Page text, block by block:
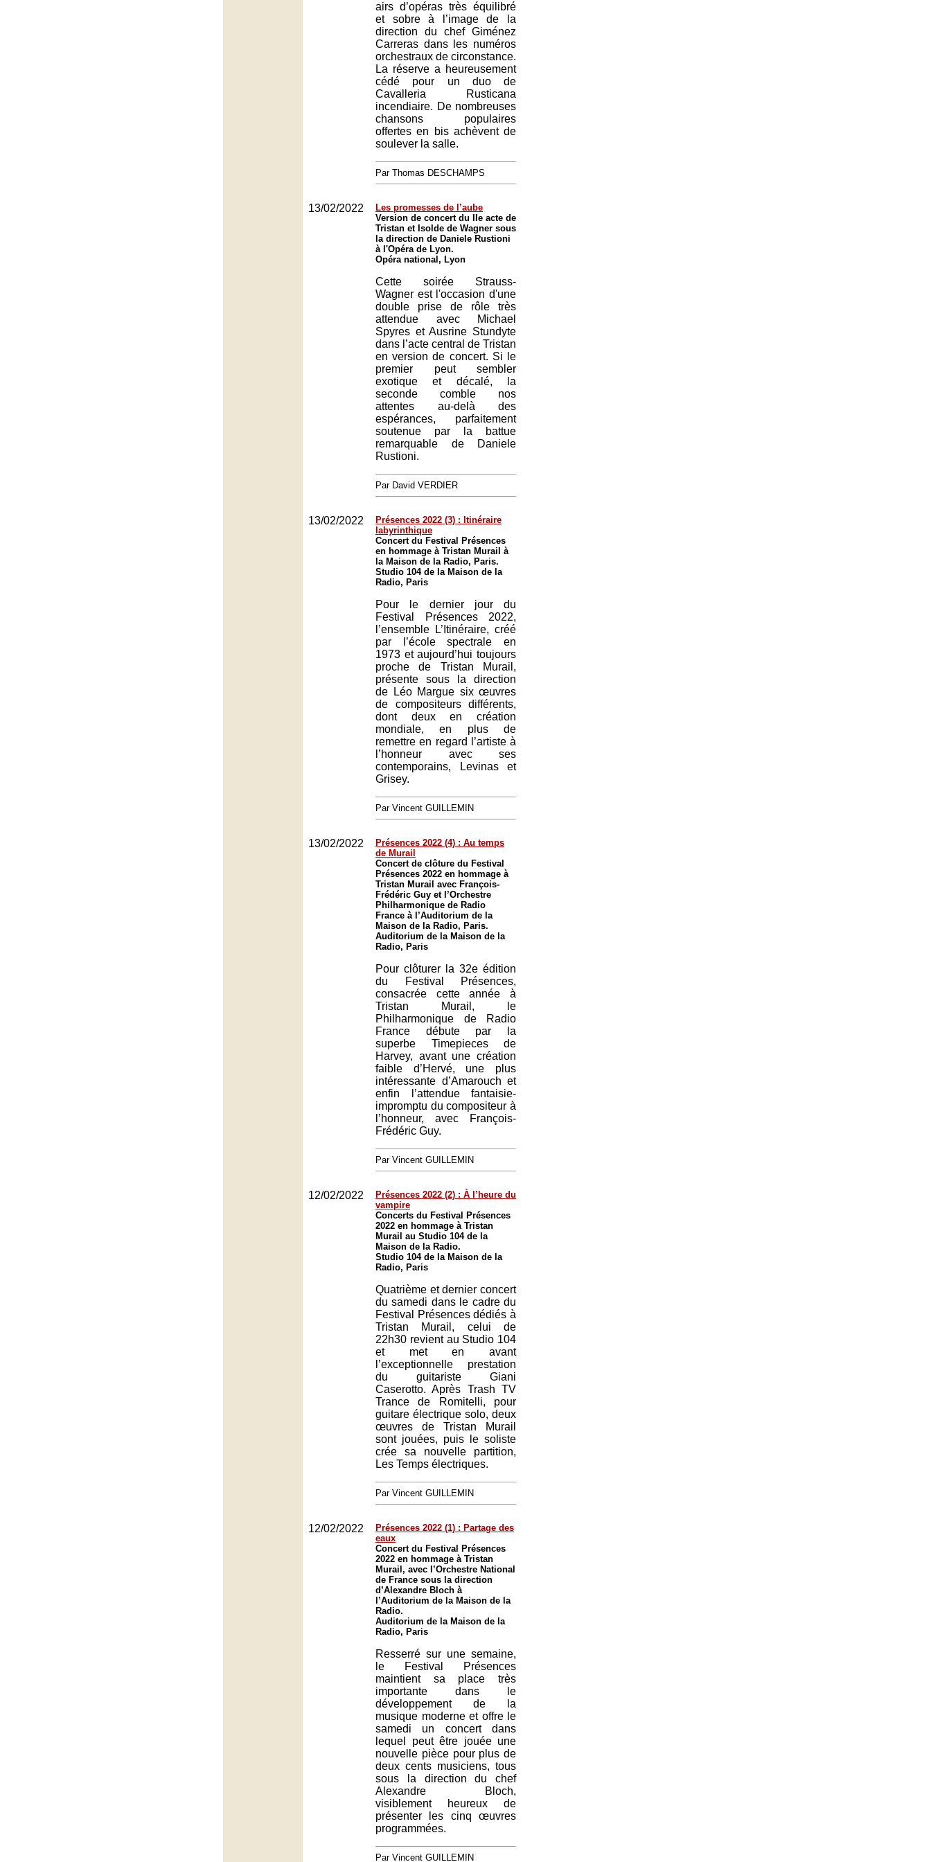
airs d’opéras très équilibré
et sobre à l’image de la
direction du chef Giménez
Carreras dans les numéros
orchestraux de circonstance.
La réserve a heureusement
cédé pour un duo de
Cavalleria Rusticana
incendiaire. De nombreuses
chansons populaires
offertes en bis achèvent de
soulever la salle.
Par Thomas DESCHAMPS
13/02/2022
Les promesses de l’aube
Version de concert du IIe acte de
Tristan et Isolde de Wagner sous
la direction de Daniele Rustioni
à l'Opéra de Lyon.
Opéra national, Lyon
Cette soirée Strauss-
Wagner est l'occasion d'une
double prise de rôle très
attendue avec Michael
Spyres et Ausrine Stundyte
dans l’acte central de Tristan
en version de concert. Si le
premier peut sembler
exotique et décalé, la
seconde comble nos
attentes au-delà des
espérances, parfaitement
soutenue par la battue
remarquable de Daniele
Rustioni.
Par David VERDIER
13/02/2022
Présences 2022 (3) : Itinéraire
labyrinthique
Concert du Festival Présences
en hommage à Tristan Murail à
la Maison de la Radio, Paris.
Studio 104 de la Maison de la
Radio, Paris
Pour le dernier jour du
Festival Présences 2022,
l’ensemble L’Itinéraire, créé
par l’école spectrale en
1973 et aujourd’hui toujours
proche de Tristan Murail,
présente sous la direction
de Léo Margue six œuvres
de compositeurs différents,
dont deux en création
mondiale, en plus de
remettre en regard l’artiste à
l’honneur avec ses
contemporains, Levinas et
Grisey.
Par Vincent GUILLEMIN
13/02/2022
Présences 2022 (4) : Au temps
de Murail
Concert de clôture du Festival
Présences 2022 en hommage à
Tristan Murail avec François-
Frédéric Guy et l’Orchestre
Philharmonique de Radio
France à l’Auditorium de la
Maison de la Radio, Paris.
Auditorium de la Maison de la
Radio, Paris
Pour clôturer la 32e édition
du Festival Présences,
consacrée cette année à
Tristan Murail, le
Philharmonique de Radio
France débute par la
superbe Timepieces de
Harvey, avant une création
faible d’Hervé, une plus
intéressante d’Amarouch et
enfin l’attendue fantaisie-
impromptu du compositeur à
l’honneur, avec François-
Frédéric Guy.
Par Vincent GUILLEMIN
12/02/2022
Présences 2022 (2) : À l’heure du
vampire
Concerts du Festival Présences
2022 en hommage à Tristan
Murail au Studio 104 de la
Maison de la Radio.
Studio 104 de la Maison de la
Radio, Paris
Quatrième et dernier concert
du samedi dans le cadre du
Festival Présences dédiés à
Tristan Murail, celui de
22h30 revient au Studio 104
et met en avant
l’exceptionnelle prestation
du guitariste Giani
Caserotto. Après Trash TV
Trance de Romitelli, pour
guitare électrique solo, deux
œuvres de Tristan Murail
sont jouées, puis le soliste
crée sa nouvelle partition,
Les Temps électriques.
Par Vincent GUILLEMIN
12/02/2022
Présences 2022 (1) : Partage des
eaux
Concert du Festival Présences
2022 en hommage à Tristan
Murail, avec l’Orchestre National
de France sous la direction
d’Alexandre Bloch à
l’Auditorium de la Maison de la
Radio.
Auditorium de la Maison de la
Radio, Paris
Resserré sur une semaine,
le Festival Présences
maintient sa place très
importante dans le
développement de la
musique moderne et offre le
samedi un concert dans
lequel peut être jouée une
nouvelle pièce pour plus de
deux cents musiciens, tous
sous la direction du chef
Alexandre Bloch,
visiblement heureux de
présenter les cinq œuvres
programmées.
Par Vincent GUILLEMIN